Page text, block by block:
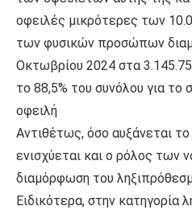
οφειλές μικρότερες των
των φυσικών προσώπων
Οκτωβρίου 2024 στα
το 88,5% του συνόλου για το
οφειλή
Αντιθέτως, όσο αυξάνεται
ενισχύεται και ο ρόλος
διαμόρφωση του
Ειδικότερα, στην κατηγορία